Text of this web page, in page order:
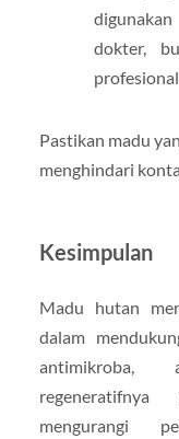
dokter,
profesional.
Pastikan madu
menghindari
Kesimpulan
Madu hutan
dalam
antimikroba,
regeneratifnya
mengurangi